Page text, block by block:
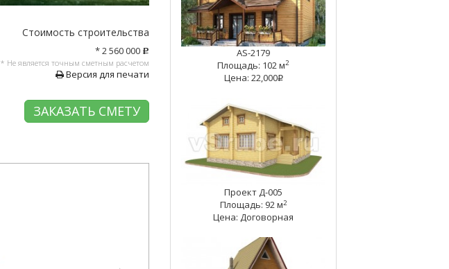
Стоимость строительства
* 2 560 000 c
* Не является точным сметным расчетом
Версия для печати
ЗАКАЗАТЬ СМЕТУ
AS-2179
Площадь: 102 м2
Цена: 22,000q
Проект Д-005
Площадь: 92 м2
Цена: Договорная